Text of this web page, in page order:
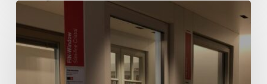
Finestra
in
alluminio